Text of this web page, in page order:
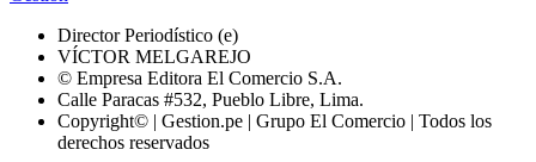
Director Periodístico (e)
VÍCTOR MELGAREJO
© Empresa Editora El Comercio S.A.
Calle Paracas #532, Pueblo Libre, Lima.
Copyright© | Gestion.pe | Grupo El Comercio | Todos los
derechos reservados